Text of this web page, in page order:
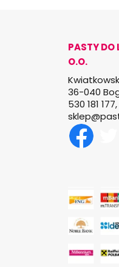
PASTY DO
O.O.
36-040
530 181